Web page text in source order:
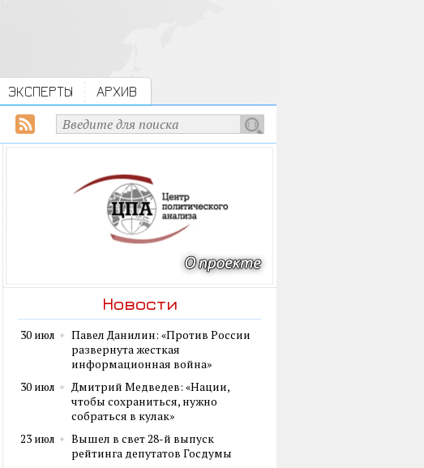
ЭКСПЕРТЫ АРХИВ
Новости
30 июл
Павел Данилин: «Против России
развернута жесткая
информационная война»
30 июл
Дмитрий Медведев: «Нации,
чтобы сохраниться, нужно
собраться в кулак»
23 июл
Вышел в свет 28-й выпуск
рейтинга депутатов Госдумы